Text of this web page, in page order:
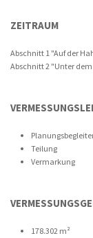
ZEITRAUM
Abschnitt 1 "Auf der
Abschnitt 2 "Unter
Teilung
Vermarkung
178.302 m²